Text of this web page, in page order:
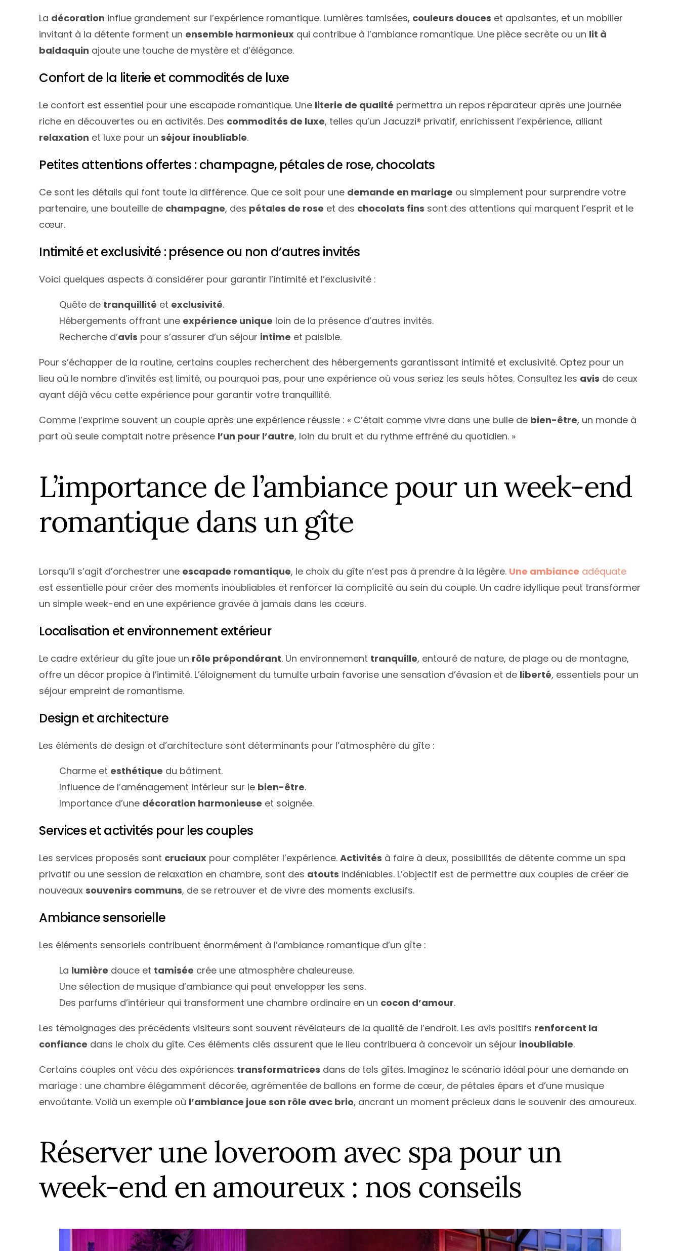
La décoration influe grandement sur l’expérience romantique. Lumières tamisées, couleurs douces et apaisantes, et un mobilier
invitant à la détente forment un ensemble harmonieux qui contribue à l’ambiance romantique. Une pièce secrète ou un lit à
baldaquin ajoute une touche de mystère et d’élégance.
Confort de la literie et commodités de luxe
Le confort est essentiel pour une escapade romantique. Une literie de qualité permettra un repos réparateur après une journée
riche en découvertes ou en activités. Des commodités de luxe, telles qu’un Jacuzzi® privatif, enrichissent l’expérience, alliant
relaxation et luxe pour unséjour inoubliable.
Petites attentions offertes : champagne, pétales de rose, chocolats
Ce sont les détails qui font toute la différence. Que ce soit pour une demande en mariage ou simplement pour surprendre votre
partenaire, une bouteille de champagne, des pétales de rose et des chocolats fins sont des attentions qui marquent l’esprit et le
cœur.
Intimité et exclusivité : présence ou non d’autres invités
Voici quelques aspects à considérer pour garantir l’intimité et l’exclusivité :
Quête de tranquillité et exclusivité.
Hébergements offrant une expérience unique loin de la présence d’autres invités.
Recherche d’avis pour s’assurer d’un séjour intime et paisible.
Pour s’échapper de la routine, certains couples recherchent des hébergements garantissant intimité et exclusivité. Optez pour un
lieu où le nombre d’invités est limité, ou pourquoi pas, pour une expérience où vous seriez les seuls hôtes. Consultez les avis de ceux
ayant déjà vécu cette expérience pour garantir votre tranquillité.
Comme l’exprime souvent un couple après une expérience réussie : « C’était comme vivre dans une bulle de bien-être, un monde à
part où seule comptait notre présence l’un pour l’autre, loin du bruit et du rythme effréné du quotidien. »
L’importance de l’ambiance pour un week-end
romantique dans un gîte
Lorsqu’il s’agit d’orchestrer une escapade romantique, le choix du gîte n’est pas à prendre à la légère. Une ambiance adéquate
est essentielle pour créer des moments inoubliables et renforcer la complicité au sein du couple. Un cadre idyllique peut transformer
un simple week-end en une expérience gravée à jamais dans les cœurs.
Localisation et environnement extérieur
Le cadre extérieur du gîte joue un rôle prépondérant. Un environnement tranquille, entouré de nature, de plage ou de montagne,
offre un décor propice à l’intimité. L’éloignement du tumulte urbain favorise une sensation d’évasion et de liberté, essentiels pour un
séjour empreint de romantisme.
Design et architecture
Les éléments de design et d’architecture sont déterminants pour l’atmosphère du gîte :
Charme et esthétique du bâtiment.
Influence de l’aménagement intérieur sur le bien-être.
Importance d’une décoration harmonieuse et soignée.
Services et activités pour les couples
Les services proposés sont cruciaux pour compléter l’expérience.Activités à faire à deux, possibilités de détente comme un spa
privatif ou une session de relaxation en chambre, sont des atouts indéniables. L’objectif est de permettre aux couples de créer de
nouveauxsouvenirs communs, de se retrouver et de vivre des moments exclusifs.
Ambiance sensorielle
Les éléments sensoriels contribuent énormément à l’ambiance romantique d’un gîte :
La lumière douce et tamisée crée une atmosphère chaleureuse.
Une sélection de musique d’ambiance qui peut envelopper les sens.
Des parfums d’intérieur qui transforment une chambre ordinaire en un cocon d’amour.
Les témoignages des précédents visiteurs sont souvent révélateurs de la qualité de l’endroit. Les avis positifs renforcent la
confiance dans le choix du gîte. Ces éléments clés assurent que le lieu contribuera à concevoir un séjour inoubliable.
Certains couples ont vécu des expériences transformatrices dans de tels gîtes. Imaginez le scénario idéal pour une demande en
mariage : une chambre élégamment décorée, agrémentée de ballons en forme de cœur, de pétales épars et d’une musique
envoûtante. Voilà un exemple où l’ambiance joue son rôle avec brio, ancrant un moment précieux dans le souvenir des amoureux.
Réserver une loveroom avec spa pour un
week-end en amoureux : nos conseils